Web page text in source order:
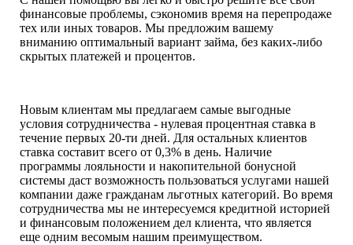
финансовые проблемы, сэкономив время на перепродаже
тех или иных товаров. Мы предложим вашему
вниманию оптимальный вариант займа, без каких-либо
скрытых платежей и процентов.
Новым клиентам мы предлагаем самые выгодные
условия сотрудничества - нулевая процентная ставка в
течение первых 20-ти дней. Для остальных клиентов
ставка составит всего от 0,3% в день. Наличие
программы лояльности и накопительной бонусной
системы даст возможность пользоваться услугами нашей
компании даже гражданам льготных категорий. Во время
сотрудничества мы не интересуемся кредитной историей
и финансовым положением дел клиента, что является
еще одним весомым нашим преимуществом.